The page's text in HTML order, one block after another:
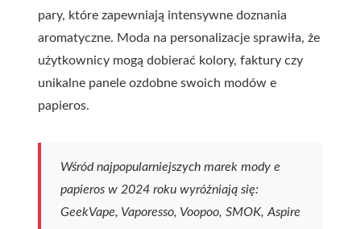
pary, które zapewniają intensywne doznania
aromatyczne. Moda na personalizacje sprawiła, że
użytkownicy mogą dobierać kolory, faktury czy
unikalne panele ozdobne swoich modów e
papieros.
Wśród najpopularniejszych marek mody e
papieros w 2024 roku wyróżniają się:
GeekVape, Vaporesso, Voopoo, SMOK, Aspire